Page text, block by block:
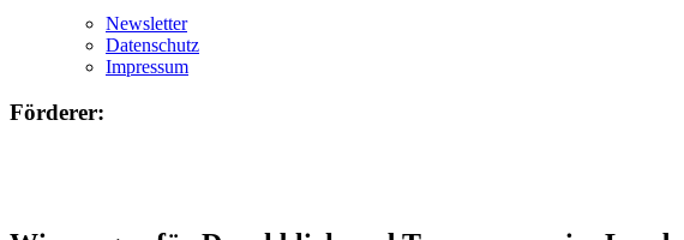
Newsletter
Datenschutz
Impressum
Förderer: